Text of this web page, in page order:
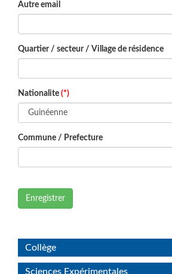
Autre email
Quartier / secteur / Village de résidence
Nationalite (*)
Commune / Prefecture
Enregistrer
Collège
Sciences Expérimentales